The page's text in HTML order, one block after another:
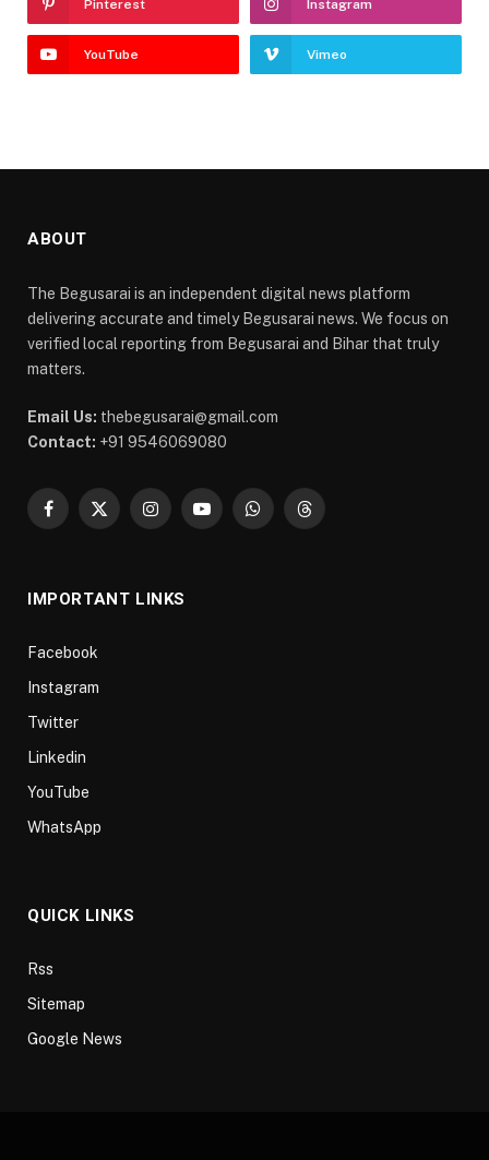
Pinterest Instagram
YouTube Vimeo
ABOUT
The Begusarai is an independent digital news platform
delivering accurate and timely Begusarai news. We focus on
verified local reporting from Begusarai and Bihar that truly
matters.
Email Us: thebegusarai@gmail.com
Contact: +91 9546069080
Facebook
X
InstagramYouTubeWhatsAppThreads
IMPORTANT LINKS
Facebook
Instagram
Twitter
Linkedin
YouTube
WhatsApp
QUICK LINKS
Rss
Sitemap
Google News